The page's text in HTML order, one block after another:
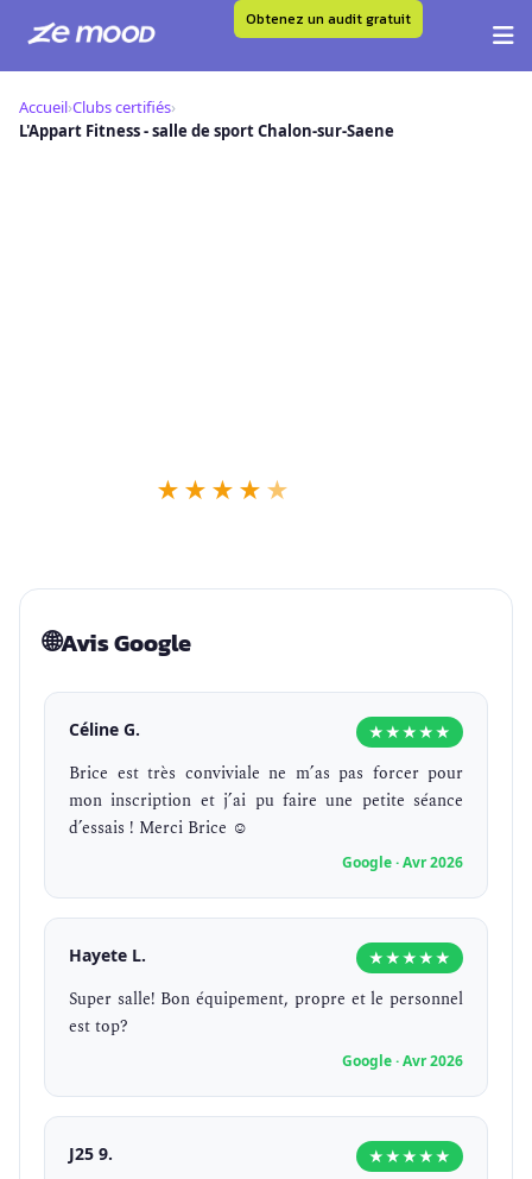
contenu
Obtenez un audit gratuit
Accueil›Clubs certifiés›
L'Appart Fitness - salle de sport Chalon-sur-Saene
★ ★ ★ ★ ★
🌐Avis Google
Céline G. ★★★★★
Brice est très conviviale ne m’as pas forcer pour
mon inscription et j’ai pu faire une petite séance
d’essais ! Merci Brice ☺️
Google · Avr 2026
Hayete L. ★★★★★
Super salle! Bon équipement, propre et le personnel
est top?
Google · Avr 2026
J25 9. ★★★★★